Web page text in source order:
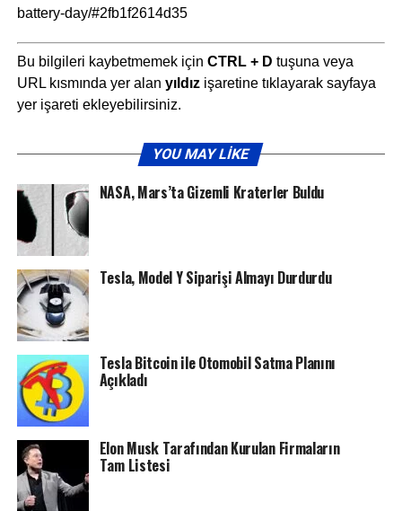
battery-day/#2fb1f2614d35
Bu bilgileri kaybetmemek için CTRL + D tuşuna veya
URL kısmında yer alan yıldızişaretine tıklayarak sayfaya
yer işareti ekleyebilirsiniz.
YOU MAY LIKE
NASA, Mars’ta Gizemli Kraterler Buldu
Tesla, Model Y Siparişi Almayı Durdurdu
Tesla Bitcoin ile Otomobil Satma Planını
Açıkladı
Elon Musk Tarafından Kurulan Firmaların
Tam Listesi